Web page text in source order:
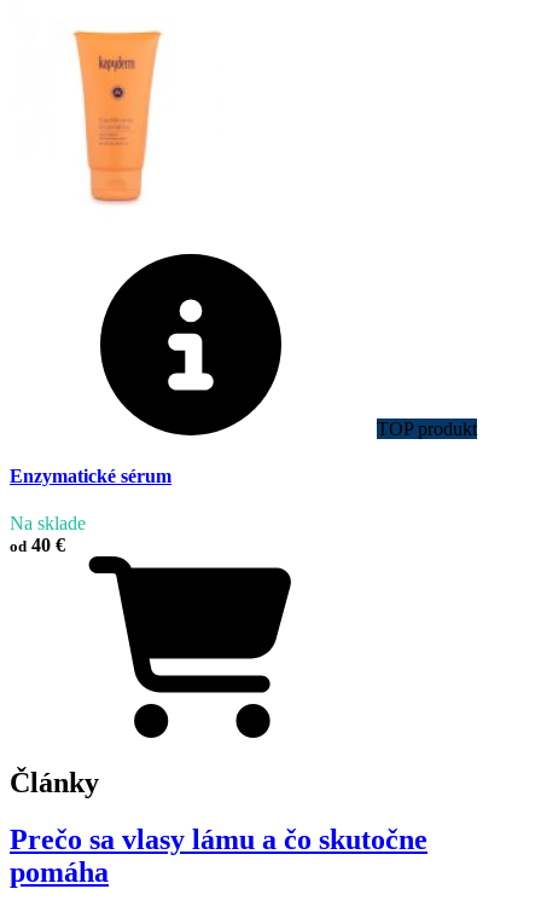
TOP produkt
Enzymatické sérum
Na sklade
od 40 €
Články
Prečo sa vlasy lámu a čo skutočne
pomáha